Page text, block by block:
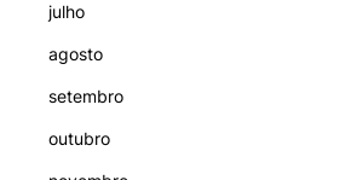
julho
agosto
setembro
outubro